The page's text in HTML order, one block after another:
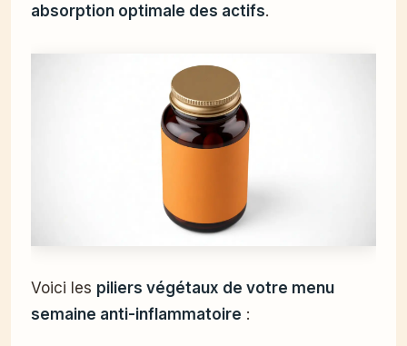
absorption optimale des actifs.
Voici les piliers végétaux de votre menu
semaine anti-inflammatoire :